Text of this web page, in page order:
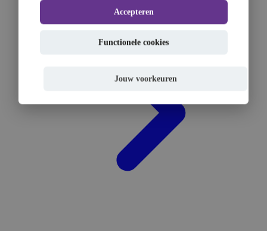
Accepteren
Functionele cookies
Jouw voorkeuren